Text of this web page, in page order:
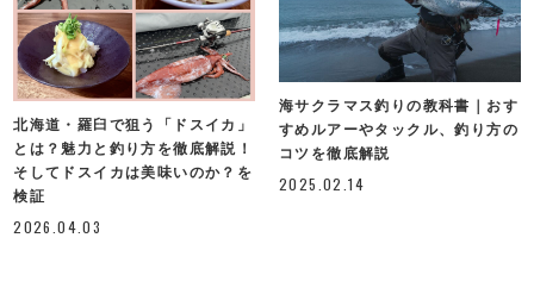
北海道・羅臼で狙う「ドスイカ」
とは？魅力と釣り方を徹底解説！
そしてドスイカは美味いのか？を
検証
2026.04.03
海サクラマス釣りの教科書｜おす
すめルアーやタックル、釣り方の
コツを徹底解説
2025.02.14